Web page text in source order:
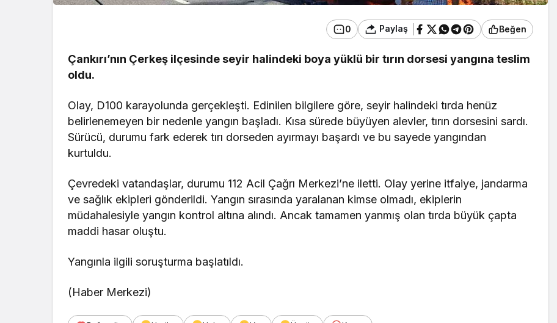
0 Paylaş Beğen
Çankırı’nın Çerkeş ilçesinde seyir halindeki boya yüklü bir tırın dorsesi yangına teslim
oldu.
Olay, D100 karayolunda gerçekleşti. Edinilen bilgilere göre, seyir halindeki tırda henüz
belirlenemeyen bir nedenle yangın başladı. Kısa sürede büyüyen alevler, tırın dorsesini sardı.
Sürücü, durumu fark ederek tırı dorseden ayırmayı başardı ve bu sayede yangından
kurtuldu.
Çevredeki vatandaşlar, durumu 112 Acil Çağrı Merkezi’ne iletti. Olay yerine itfaiye, jandarma
ve sağlık ekipleri gönderildi. Yangın sırasında yaralanan kimse olmadı, ekiplerin
müdahalesiyle yangın kontrol altına alındı. Ancak tamamen yanmış olan tırda büyük çapta
maddi hasar oluştu.
Yangınla ilgili soruşturma başlatıldı.
(Haber Merkezi)